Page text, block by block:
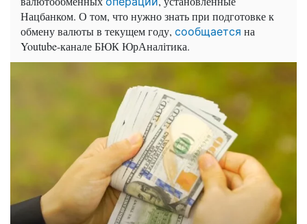
Нацбанком. О том, что нужно знать при подготовке к
обмену валюты в текущем году, сообщается на
Youtube-канале БЮК ЮрАналітика.